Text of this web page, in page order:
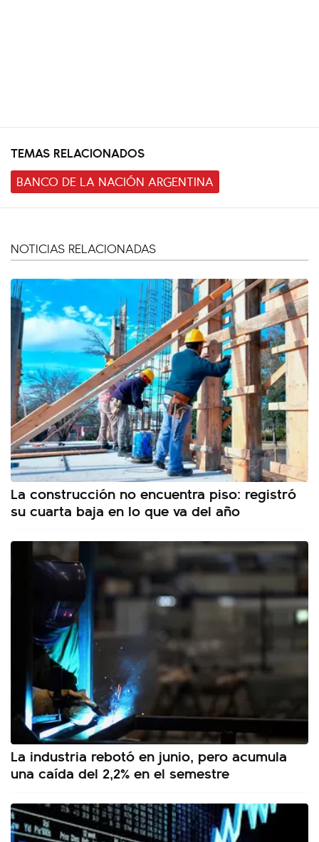
TEMAS RELACIONADOS
BANCO DE LA NACIÓN ARGENTINA
NOTICIAS RELACIONADAS
La construcción no encuentra piso: registró
su cuarta baja en lo que va del año
La industria rebotó en junio, pero acumula
una caída del 2,2% en el semestre